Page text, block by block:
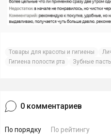
Товары для красоты и гигиены
Гигиена полости рта
Зубные
0 комментариев
По порядку По рейтингу